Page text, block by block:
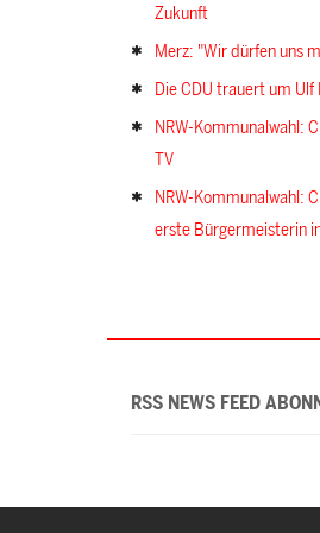
Zukunft
Merz: "Wir dürfen uns
Die CDU trauert um Ulf
NRW-Kommunalwahl:
TV
NRW-Kommunalwahl:
erste Bürgermeisterin
RSS NEWS FEED